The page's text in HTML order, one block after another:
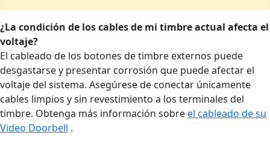
¿La condición de los cables de mi timbre actual afecta el
voltaje?
El cableado de los botones de timbre externos puede
desgastarse y presentar corrosión que puede afectar el
voltaje del sistema. Asegúrese de conectar únicamente
cables limpios y sin revestimiento a los terminales del
timbre. Obtenga más información sobreel cableado de su
Video Doorbell .